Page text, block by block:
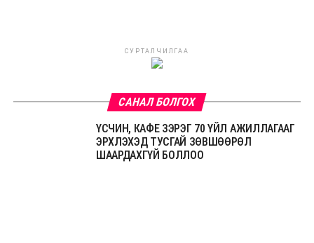
СУРТАЛЧИЛГАА
САНАЛ БОЛГОХ
ҮСЧИН, КАФЕ ЗЭРЭГ 70 ҮЙЛ АЖИЛЛАГААГ
ЭРХЛЭХЭД ТУСГАЙ ЗӨВШӨӨРӨЛ
ШААРДАХГҮЙ БОЛЛОО